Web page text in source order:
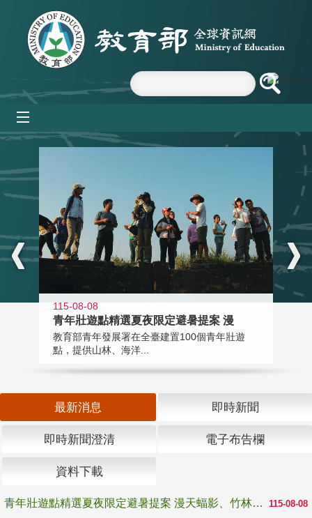
跳到主要內容區塊
:::
115-08-08
青年壯遊點精選夏夜限定避暑提案 漫
教育部青年發展署在全臺建置100個青年壯遊
點，提供山林、海洋...
最新消息 即時新聞
即時新聞澄清 電子布告欄
資料下載
115-08-08
青年壯遊點精選夏夜限定避暑提案 漫天蝠影、竹林尋蛙、茶香夜觀 邀青年暮色出發